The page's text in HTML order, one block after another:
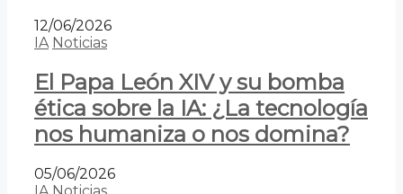
12/06/2026
IA Noticias
El Papa León XIV y su bomba
ética sobre la IA: ¿La tecnología
nos humaniza o nos domina?
05/06/2026
IA Noticias